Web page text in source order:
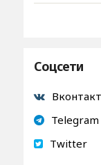
Соцсети
Telegram
Twitter